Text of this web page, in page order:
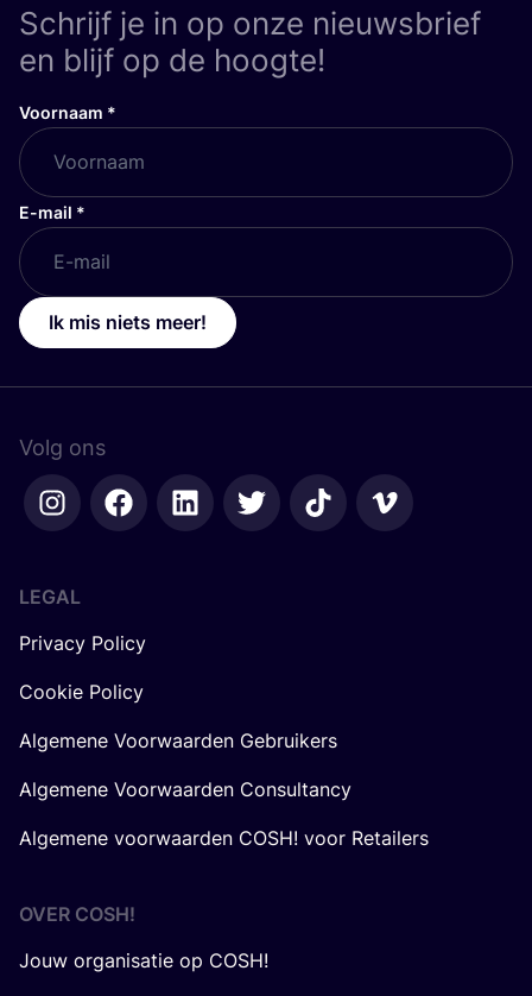
Schrijf je in op onze nieuwsbrief
en blijf op de hoogte!
Voornaam *
E-mail *
Ik mis niets meer!
Volg ons
LEGAL
Privacy Policy
Cookie Policy
Algemene Voorwaarden Gebruikers
Algemene Voorwaarden Consultancy
Algemene voorwaarden COSH! voor Retailers
OVER COSH!
Jouw organisatie op COSH!